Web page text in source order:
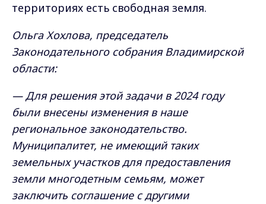
территориях есть свободная земля.
Ольга Хохлова, председатель
Законодательного собрания Владимирской
области:
— Для решения этой задачи в 2024 году
были внесены изменения в наше
региональное законодательство.
Муниципалитет, не имеющий таких
земельных участков для предоставления
земли многодетным семьям, может
заключить соглашение с другими